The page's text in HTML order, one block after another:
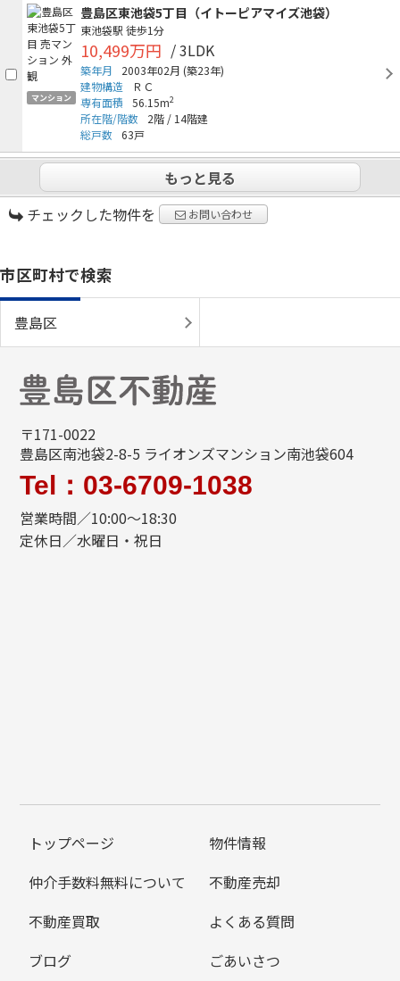
マンション
豊島区東池袋5丁目（イトーピアマイズ池袋）
東池袋駅 徒歩1分
10,499万円 / 3LDK
築年月 2003年02月 (築23年)
建物構造
ＲＣ
専有面積
56.15m2
所在階/階数 2階 / 14階建
総戸数 63戸
もっと見る
チェックした物件を
お問い合わせ
市区町村で検索
豊島区
〒171-0022
豊島区南池袋2-8-5 ライオンズマンション南池袋604
Tel：03-6709-1038
営業時間／10:00～18:30
定休日／水曜日・祝日
トップページ
物件情報
仲介手数料無料について
不動産売却
不動産買取
よくある質問
ブログ
ごあいさつ